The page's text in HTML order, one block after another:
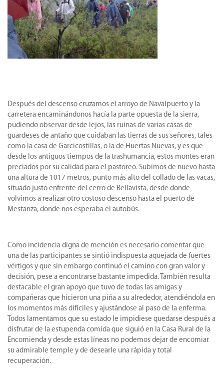
Después del descenso cruzamos el arroyo de Navalpuerto y la
carretera encaminándonos hacía la parte opuesta de la sierra,
pudiendo observar desde lejos, las ruinas de varias casas de
guardeses de antaño que cuidaban las tierras de sus señores, tales
como la casa de Garcicostillas, o la de Huertas Nuevas, y es que
desde los antiguos tiempos de la trashumancia, estos montes eran
preciados por su calidad para el pastoreo. Subimos de nuevo hasta
una altura de 1017 metros, punto más alto del collado de las vacas,
situado justo enfrente del cerro de Bellavista, desde donde
volvimos a realizar otro costoso descenso hasta el puerto de
Mestanza, donde nos esperaba el autobús.
Como incidencia digna de mención es necesario comentar que
una de las participantes se sintió indispuesta aquejada de fuertes
vértigos y que sin embargo continuó el camino con gran valor y
decisión, pese a encontrarse bastante impedida. También resulta
destacable el gran apoyo que tuvo de todas las amigas y
compañeras que hicieron una piña a su alrededor, atendiéndola en
los momentos más difíciles y ajustándose al paso de la enferma.
Todos lamentamos que su estado le impidiese quedarse después a
disfrutar de la estupenda comida que siguió en la Casa Rural de la
Encomienda y desde estas líneas no podemos dejar de encomiar
su admirable temple y de desearle una rápida y total
recuperación.